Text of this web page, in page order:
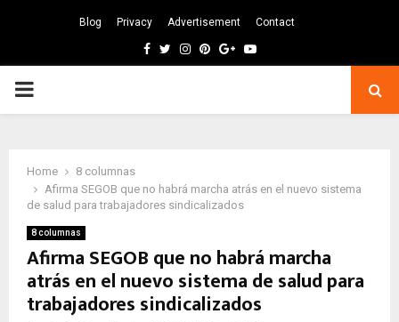
Blog Privacy Advertisement Contact
Facebook
TwitterInstagram
Pinterest
GoogleYoutube
PRIMARY
Home
8 columnas
Afirma SEGOB que no habrá marcha atrás en el nuevo sistema
de salud para trabajadores sindicalizados
8 columnas
Afirma SEGOB que no habrá marcha
atrás en el nuevo sistema de salud para
trabajadores sindicalizados